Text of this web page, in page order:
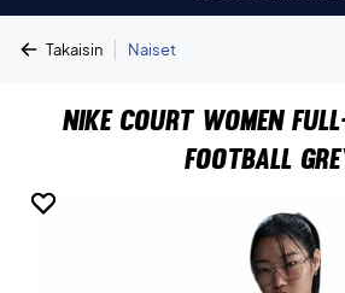
Takaisin | Naiset
Nike Court Women
Football